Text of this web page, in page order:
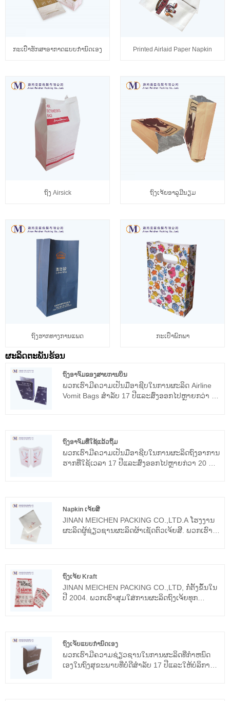
ກະເປົ໋າຮັກສາອາກາດແບບກຳນົດເອງ Printed Airlaid Paper Napkin
ຖົງ Airsick ຖົງເຈ້ຍອາລູມີນຽມ
ຖົງຮາກທາງການແພດ ກະເປົ໋າພົກພາ
ຜະລິດຕະພັນຮ້ອນ
ຖົງອາຈົມຂອງສາຍການບິນ
ພວກເຮົາມີຄວາມເປັນມືອາຊີບໃນການຜະລິດ Airline
Vomit Bags ສໍາລັບ 17 ປີແລະສົ່ງອອກໄປຫຼາຍກວ່າ 20
ຈາກທົ່ວທຸກມຸມຊີວິດເພື່ອໄປຢ້ຽມຢາມ, ສືບສວນແລະ
ເຈລະຈາທຸລະກິດ, ແລະດ້ວຍຄວາມຈິງໃຈຫວັງວ່າຈະ
ຊະນະກັບທ່ານ!
ຖົງອາຈົມທີ່ໃຊ້ແລ້ວຖິ້ມ
ພວກ​ເຮົາ​ມີ​ຄວາມ​ເປັນ​ມື​ອາ​ຊີບ​ໃນ​ການ​ຜະ​ລິດ​ຖົງ​ອາ​ການ​
ຮາກ​ທີ່​ໃຊ້​ເວ​ລາ 17 ປີ​ແລະ​ສົ່ງ​ອອກ​ໄປ​ຫຼາຍ​ກ​່​ວາ 20 ປະ​
Napkin ເຈ້ຍສີ
JINAN MEICHEN PACKING CO.,LTD.A ໂຮງງານ
ຜະລິດຜູ້ຊ່ຽວຊານຜະລິດຜ້າເຊັດຕົວເຈ້ຍສີ. ພວກເຮົາ
airlaid ຂອງພວກເຮົາແມ່ນເຊື່ອຖືໄດ້ແລະພວກເຮົາຫວັງ
ວ່າພວກເຮົາຈະຮ່ວມມືກັບທ່ານເປັນເວລາດົນ.
ຖົງເຈ້ຍ Kraft
JINAN MEICHEN PACKING CO.,LTD, ກໍ່ຕັ້ງຂຶ້ນໃນ
ປີ 2004. ພວກເຮົາສຸມໃສ່ການຜະລິດຖົງເຈ້ຍທຸກ
ຫຼາຍໃນທົ່ວໂລກແລະຮັກສາການດໍາເນີນງານທີ່ດີກັບພວກ
ເຂົາເປັນເວລາຫລາຍປີ, ແລະການຮ້ອງທຸກທີ່ສໍາຄັນບໍ່
ເຄີຍເກີດຂຶ້ນ.
ຖົງເຈັບແບບກຳນົດເອງ
ພວກເຮົາມີຄວາມຊ່ຽວຊານໃນການຜະລິດທີ່ກໍາຫນົດ
ເອງໃນຖົງສຸຂະພາບທີ່ບໍ່ດີສໍາລັບ 17 ປີແລະໃຫ້ບໍລິການ